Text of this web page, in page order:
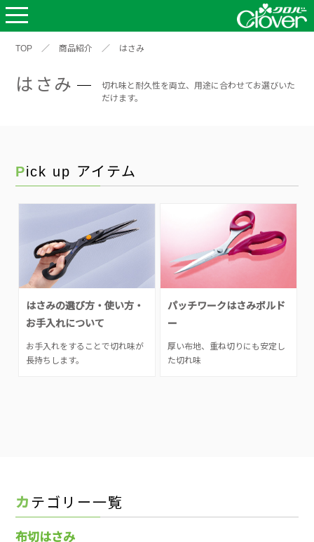
TOP ／ 商品紹介 ／ はさみ
はさみ
切れ味と耐久性を両立、用途に合わせてお選びいた
だけます。
Pick up アイテム
はさみの選び方・使い方・
お手入れについて
お手入れをすることで切れ味が
長持ちします。
パッチワークはさみボルド
ー
厚い布地、重ね切りにも安定し
た切れ味
カテゴリー一覧
布切はさみ